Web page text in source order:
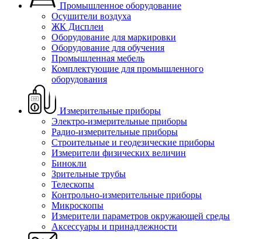
Промышленное оборудование
Осушители воздуха
ЖК Дисплеи
Оборудование для маркировки
Оборудование для обучения
Промышленная мебель
Комплектующие для промышленного
оборудования
Измерительные приборы
Электро-измерительные приборы
Радио-измерительные приборы
Строительные и геодезические приборы
Измерители физических величин
Бинокли
Зрительные трубы
Телескопы
Контрольно-измерительные приборы
Микроскопы
Измерители параметров окружающей среды
Аксессуары и принадлежности